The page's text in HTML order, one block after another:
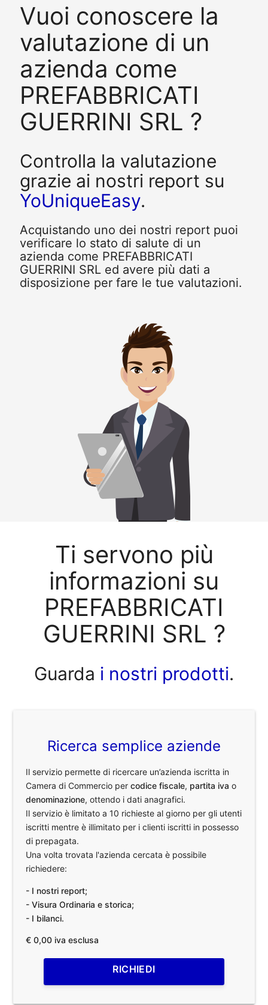
Vuoi conoscere la
valutazione di un
azienda come
PREFABBRICATI
GUERRINI SRL ?
Controlla la valutazione
grazie ai nostri report su
YoUniqueEasy.
Acquistando uno dei nostri report puoi
verificare lo stato di salute di un
azienda come PREFABBRICATI
GUERRINI SRL ed avere più dati a
disposizione per fare le tue valutazioni.
Ti servono più
informazioni su
PREFABBRICATI
GUERRINI SRL ?
Guarda i nostri prodotti.
Ricerca semplice aziende
Il servizio permette di ricercare un’azienda iscritta in
Camera di Commercio percodice fiscale, partita iva o
denominazione, ottendo i dati anagrafici.
Il servizio è limitato a 10 richieste al giorno per gli utenti
iscritti mentre è illimitato per i clienti iscritti in possesso
di prepagata.
Una volta trovata l'azienda cercata è possibile
richiedere:
- I nostri report;
- Visura Ordinaria e storica;
- I bilanci.
€ 0,00 iva esclusa
RICHIEDI